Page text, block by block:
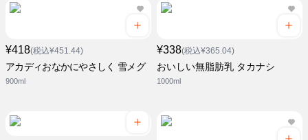
¥418(税込¥451.44)
アカディおなかにやさしく 雪メグ
900ml
¥338(税込¥365.04)
おいしい無脂肪乳 タカナシ
1000ml